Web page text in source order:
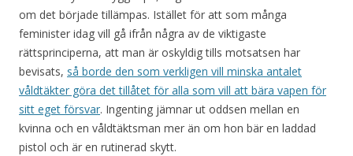
om det började tillämpas. Istället för att som många
feminister idag vill gå ifrån några av de viktigaste
rättsprinciperna, att man är oskyldig tills motsatsen har
bevisats, så borde den som verkligen vill minska antalet
våldtäkter göra det tillåtet för alla som vill att bära vapen för
sitt eget försvar. Ingenting jämnar ut oddsen mellan en
kvinna och en våldtäktsman mer än om hon bär en laddad
pistol och är en rutinerad skytt.